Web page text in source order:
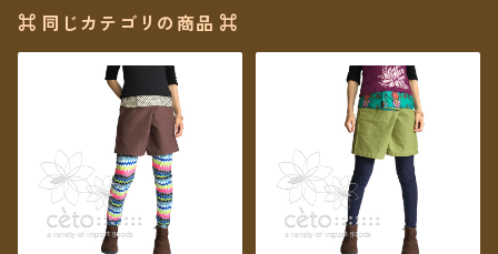
⌘ 同じカテゴリの商品 ⌘